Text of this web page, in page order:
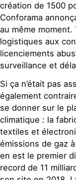
création de 1500
Conforama
au même
logistiques aux
licenciements
surveillance et
Si ça n’était pas
également
se donner sur le
climatique : la
textiles et
émissions de gaz
en est le premier
record de 11